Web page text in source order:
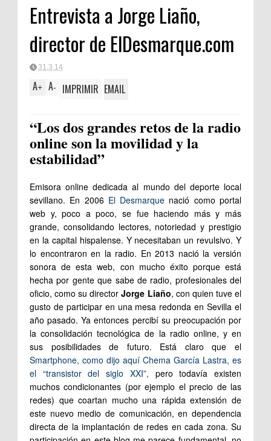
Entrevista a Jorge Liaño,
director de ElDesmarque.com
31.3.14
A+ A- IMPRIMIR EMAIL
“Los dos grandes retos de la radio
online son la movilidad y la
estabilidad”
Emisora online dedicada al mundo del deporte local
sevillano. En 2006 El Desmarque nació como portal
web y, poco a poco, se fue haciendo más y más
grande, consolidando lectores, notoriedad y prestigio
en la capital hispalense. Y necesitaban un revulsivo. Y
lo encontraron en la radio. En 2013 nació la versión
sonora de esta web, con mucho éxito porque está
hecha por gente que sabe de radio, profesionales del
oficio, como su directorJorge Liaño, con quien tuve el
gusto de participar en una mesa redonda en Sevilla el
año pasado. Ya entonces percibí su preocupación por
la consolidación tecnológica de la radio online, y en
sus posibilidades de futuro. Está claro que el
Smartphone, como dijo aquí Chema García Lastra, es
el “transistor del siglo XXI”, pero todavía existen
muchos condicionantes (por ejemplo el precio de las
redes) que coartan mucho una rápida extensión de
este nuevo medio de comunicación, en dependencia
directa de la implantación de redes en cada zona. Su